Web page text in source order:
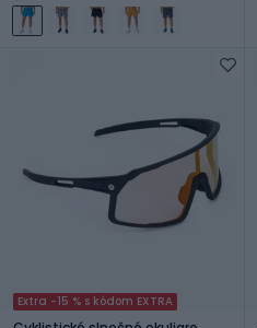
Extra -15 % s kódom EXTRA